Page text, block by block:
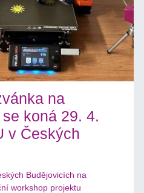
na
koná 29. 4.
v Českých
Budějovicích na
workshop projektu